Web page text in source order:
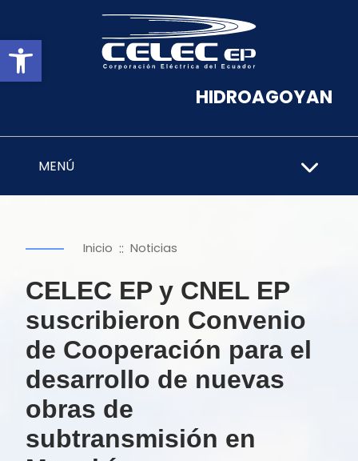
Abrir barra de herramientas
HIDROAGOYAN
MENÚ
Inicio :: Noticias
CELEC EP y CNEL EP
suscribieron Convenio
de Cooperación para el
desarrollo de nuevas
obras de
subtransmisión en